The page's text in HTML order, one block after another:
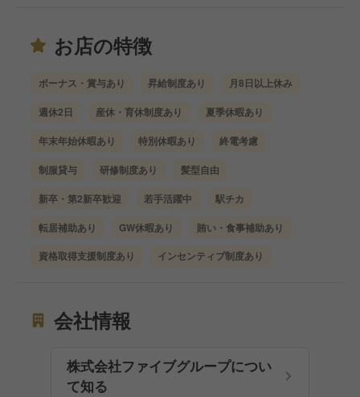
お店の特徴
ボーナス・賞与あり 昇給制度あり 月8日以上休み
週休2日 産休・育休制度あり 夏季休暇あり
年末年始休暇あり 特別休暇あり 終電考慮
制服貸与 研修制度あり 髪型自由
新卒・第2新卒歓迎 若手活躍中 駅チカ
転居補助あり GW休暇あり 賄い・食事補助あり
資格取得支援制度あり インセンティブ制度あり
会社情報
株式会社ファイブグループについ
て知る